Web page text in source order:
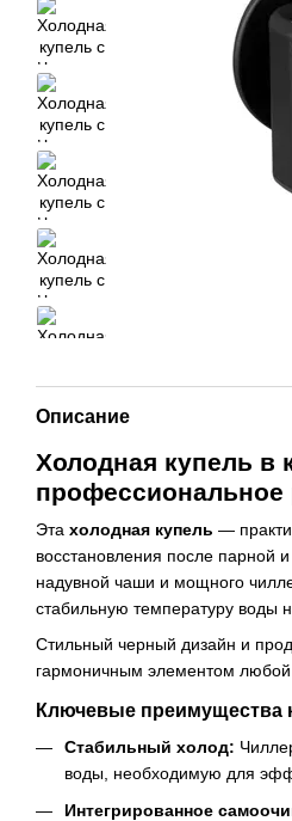
Описание
Холодная купель в
профессиональное
Эта холодная купель —
восстановления после парной
надувной чаши и мощного
стабильную температуру воды
Стильный черный дизайн и
гармоничным элементом любой
Ключевые преимущества
Стабильный холод:
воды, необходимую для
Интегрированное